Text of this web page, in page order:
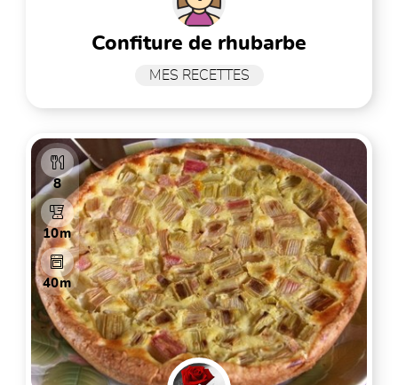
confiture de rhubarbe
MES RECETTES
8
10m
40m